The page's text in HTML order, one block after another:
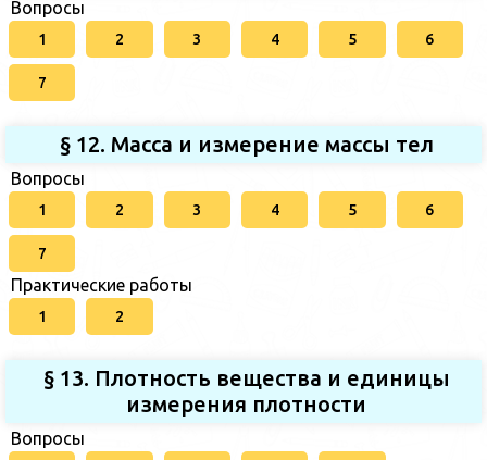
Вопросы
1 2 3 4 5 6
7
§ 12. Масса и измерение массы тел
Вопросы
1 2 3 4 5 6
7
Практические работы
1 2
§ 13. Плотность вещества и единицы
измерения плотности
Вопросы